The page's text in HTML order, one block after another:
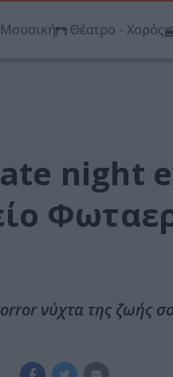
Μουσική Θέατρο - Χορός
night
νύχτα της ζωής